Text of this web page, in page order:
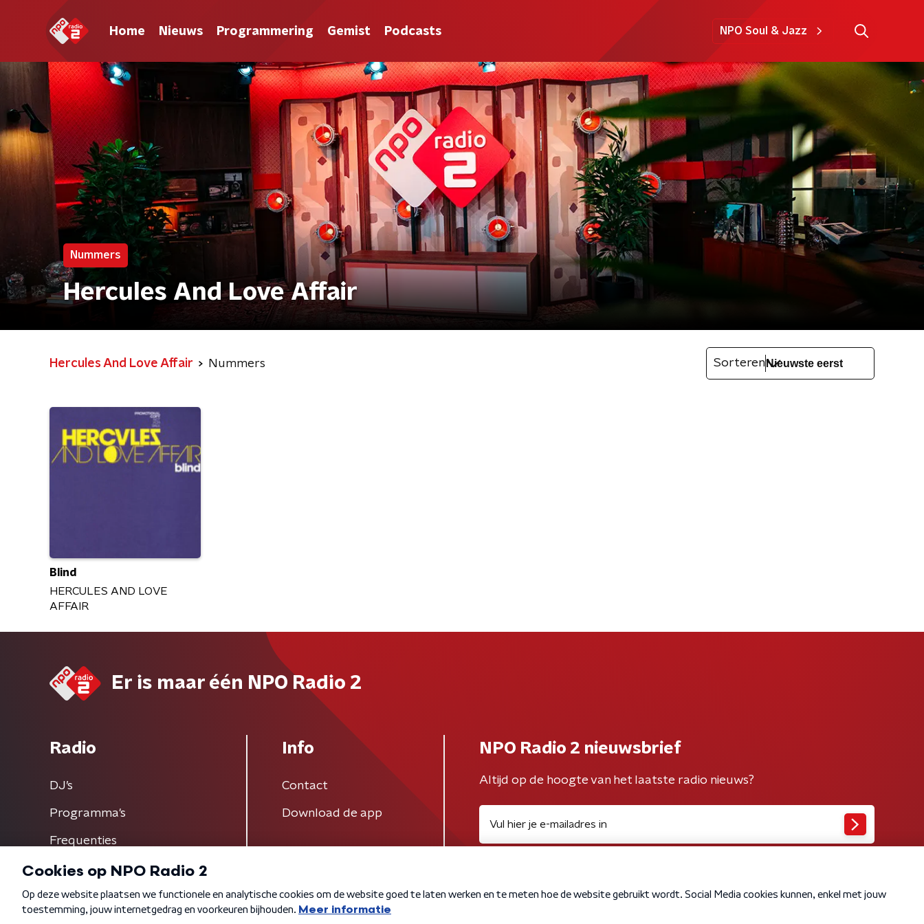
Home Nieuws Programmering Gemist Podcasts NPO Soul & Jazz
Nummers
Hercules And Love Affair
Hercules And Love Affair Nummers Sorteren
Blind
HERCULES AND LOVE
AFFAIR
Er is maar één NPO Radio 2
Radio
DJ’s
Programma's
Frequenties
Info
Contact
Download de app
NPO Radio 2 nieuwsbrief
Altijd op de hoogte van het laatste radio nieuws?
Algemene voorwaarden Privacybeleid